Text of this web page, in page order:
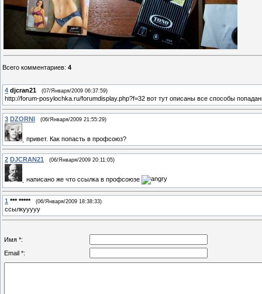
Всего комментариев: 4
4 djcran21 (07/Января/2009 06:37:59)
http://forum-posylochka.ru/forumdisplay.php?f=32 вот тут описаны все способы
3 DZORNI (06/Января/2009 21:55:29)
привет. Как попасть в профсоюз?
2 DJCRAN21 (06/Января/2009 20:11:05)
написано же что ссылка в профсоюзе
1 *** ***** (06/Января/2009 18:38:33)
ссылкууууу
Имя *:
Email *: